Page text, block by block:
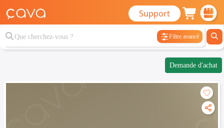
Support
Filtre avancé
Demande d'achat